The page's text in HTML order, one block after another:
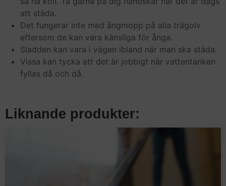
att städa.
Det fungerar inte med ångmopp på alla trägolv
eftersom de kan vara känsliga för ånga.
Sladden kan vara i vägen ibland när man ska städa.
Vissa kan tycka att det är jobbigt när vattentanken
fyllas då och då.
Liknande produkter: